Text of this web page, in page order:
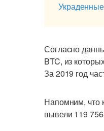
Согласно
BTC, из
За 2019 год
Напомним, что
вывели 119